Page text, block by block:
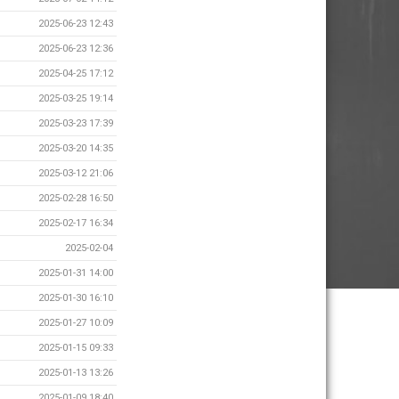
2025-06-23 12:43
2025-06-23 12:36
2025-04-25 17:12
2025-03-25 19:14
2025-03-23 17:39
2025-03-20 14:35
2025-03-12 21:06
2025-02-28 16:50
2025-02-17 16:34
2025-02-04
2025-01-31 14:00
2025-01-30 16:10
2025-01-27 10:09
2025-01-15 09:33
2025-01-13 13:26